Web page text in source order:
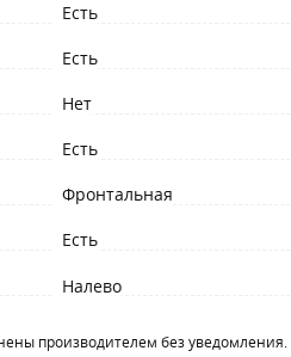
Есть
Есть
Нет
Есть
Фронтальная
Есть
Налево
производителем без уведомления.